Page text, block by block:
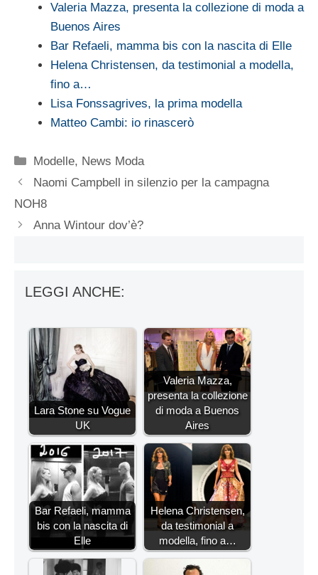
Valeria Mazza, presenta la collezione di moda a
Buenos Aires
Bar Refaeli, mamma bis con la nascita di Elle
Helena Christensen, da testimonial a modella,
fino a…
Lisa Fonssagrives, la prima modella
Matteo Cambi: io rinascerò
Categorie
Modelle, News Moda
Naomi Campbell in silenzio per la campagna
NOH8
Anna Wintour dov’è?
LEGGI ANCHE:
Lara Stone su Vogue
UK
Valeria Mazza,
presenta la collezione
di moda a Buenos
Aires
Bar Refaeli, mamma
bis con la nascita di
Elle
Helena Christensen,
da testimonial a
modella, fino a…